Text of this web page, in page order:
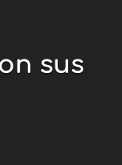
sus